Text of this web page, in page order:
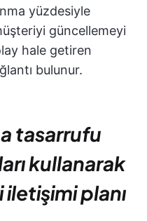
yüzdesiyle
güncellemeyi
hale getiren
bulunur.
tasarrufu
kullanarak
planı